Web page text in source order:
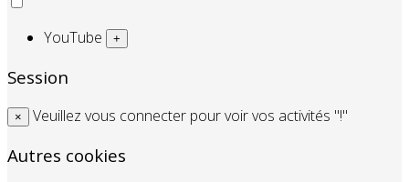
YouTube +
Session
× Veuillez vous connecter pour voir vos activités "!"
Autres cookies